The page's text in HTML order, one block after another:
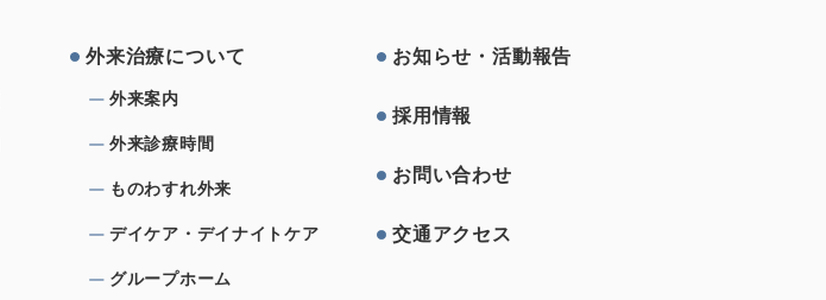
外来治療について
外来案内
外来診療時間
ものわすれ外来
デイケア・デイナイトケア
お知らせ・活動報告
採⽤情報
お問い合わせ
交通アクセス
グループホーム